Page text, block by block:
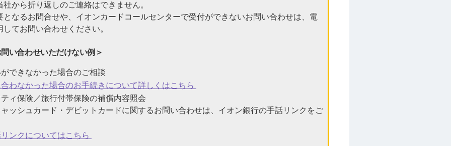
から折り返しのご連絡はできません。
となるお問合せや、イオンカードコールセンターで受付ができないお問い合わせは、電
てお問い合わせください。
い合わせいただけない例＞
できなかった場合のご相談
わなかった場合のお手続きについて詳しくはこちら
ィ保険／旅行付帯保険の補償内容照会
ッシュカード・デビットカードに関するお問い合わせは、イオン銀行の手話リンクをご
ンクについてはこちら